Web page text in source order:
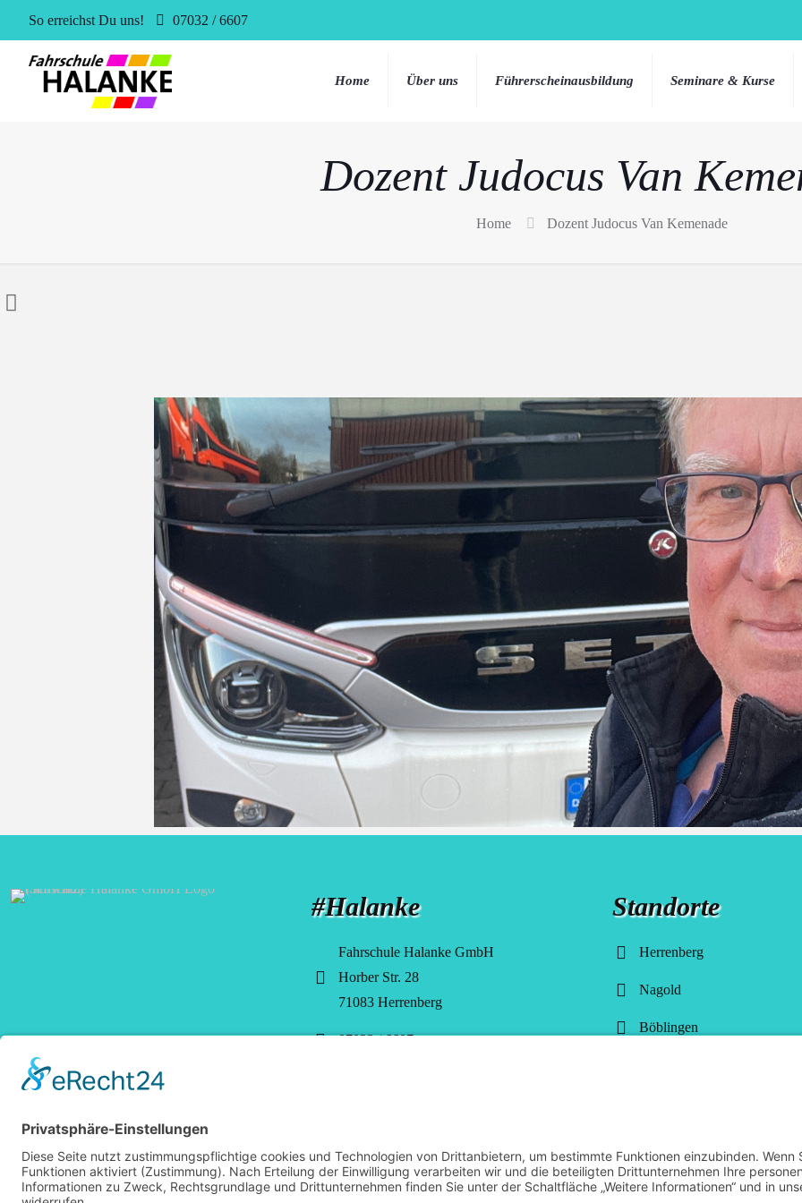
So erreichst Du uns! 07032 / 6607
Home Über uns Führerscheinausbildung Seminare & Kurse
Dozent Judocus Van
Home Dozent Judocus Van Kemenade
#Halanke
Fahrschule Halanke GmbH
Horber Str. 28
71083 Herrenberg
07032 / 6607
Standorte
Herrenberg
Nagold
Böblingen